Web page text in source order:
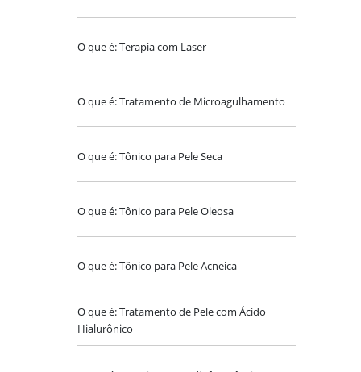
O que é: Terapia com Laser
O que é: Tratamento de Microagulhamento
O que é: Tônico para Pele Seca
O que é: Tônico para Pele Oleosa
O que é: Tônico para Pele Acneica
O que é: Tratamento de Pele com Ácido
Hialurônico